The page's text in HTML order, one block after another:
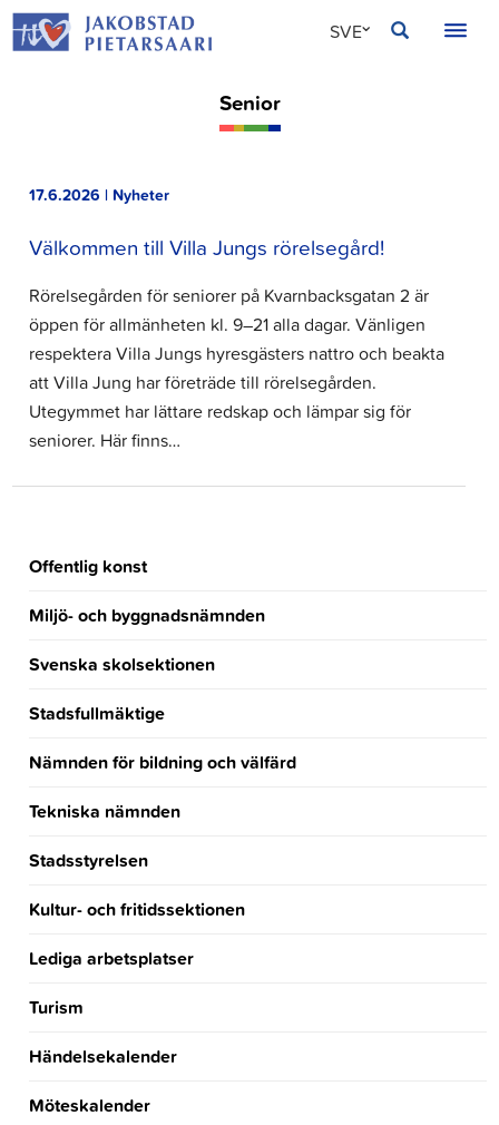
Hoppa
till
SVE
Senior
17.6.2026 | Nyheter
Välkommen till Villa Jungs rörelsegård!
Rörelsegården för seniorer på Kvarnbacksgatan 2 är
öppen för allmänheten kl. 9–21 alla dagar. Vänligen
respektera Villa Jungs hyresgästers nattro och beakta
att Villa Jung har företräde till rörelsegården.
Utegymmet har lättare redskap och lämpar sig för
seniorer. Här finns…
Offentlig konst
Miljö- och byggnadsnämnden
Svenska skolsektionen
Stadsfullmäktige
Nämnden för bildning och välfärd
Tekniska nämnden
Stadsstyrelsen
Kultur- och fritidssektionen
Lediga arbetsplatser
Turism
Händelsekalender
Möteskalender